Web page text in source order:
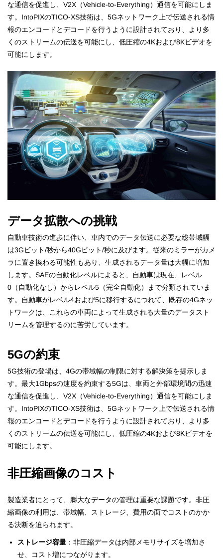
な通信を促進し、V2X（Vehicle-to-Everything）通信を可能にしま
す。IntoPIXのTICO-XS技術は、5Gネットワーク上で伝送される情
報のエンコードとデコードを行うように設計されており、より多
くのストリームの伝送を可能にし、低圧縮の4Kおよび8Kビデオを
可能にします。
データ拡散への挑戦
自動車技術の進歩に伴い、車内でのデータ伝送に必要な総帯域幅
は3Gビット/秒から40Gビット/秒に及びます。従来のミラーがカメ
ラに置き換わる可能性もあり、生成されるデータ量は大幅に増加
します。SAEの自動化レベルによると、自動車は現在、レベル
0（自動化なし）からレベル5（完全自動化）まで分類されていま
す。自動車がレベル4および5に移行するにつれて、既存の4Gネッ
トワークは、これらの車両によって生成される大量のデータスト
リームを管理するのに苦労しています。
5Gの約束
5G技術の登場は、4Gの帯域幅の制限に対する解決策を提示しま
す。最大1Gbpsの速度を約束する5Gは、車両と外部環境間の迅速
な通信を促進し、V2X（Vehicle-to-Everything）通信を可能にしま
す。IntoPIXのTICO-XS技術は、5Gネットワーク上で伝送される情
報のエンコードとデコードを行うように設計されており、より多
くのストリームの伝送を可能にし、低圧縮の4Kおよび8Kビデオを
可能にします。
非圧縮画像のコスト
製造業者にとって、膨大なデータの管理は重要な課題です。非圧
縮画像の利用は、帯域幅、ストレージ、費用の面でコストのかか
る決断を迫られます。
ストレージ容量 ：非圧縮データは内部メモリサイズを増加さ
せ、コスト増につながります。